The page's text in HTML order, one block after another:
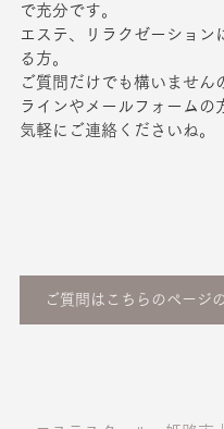
で充分です。
エステ、リラクゼーション
る方。
ご質問だけでも構いません
ラインやメールフォームの
気軽にご連絡くださいね。
ご質問はこちらのページ